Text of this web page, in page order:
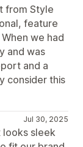
from Style
feature
we had
and was
and a
consider this
Jul 30, 2025
sleek